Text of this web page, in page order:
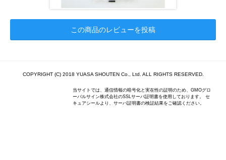
この商品のレビューを投稿
COPYRIGHT (C) 2018 YUASA SHOUTEN Co., Ltd. ALL RIGHTS RESERVED.
当サイトでは、通信情報の暗号化と実在性の証明のため、GMOグロ
ーバルサイン株式会社のSSLサーバ証明書を使用しております。 セ
キュアシールより、サーバ証明書の検証結果をご確認ください。